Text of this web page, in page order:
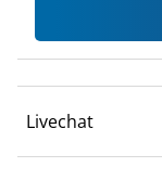
Livechat